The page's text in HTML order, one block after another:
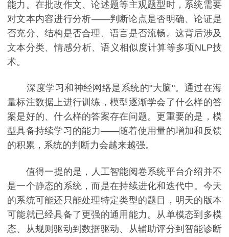
能力。在批改作文、论述题等主观题型时，系统需要
对文本内容进行分析——判断论点是否明确、论证是
否充分、结构是否合理、语言是否流畅。这背后涉及
文本分类、情感分析、语义相似度计算等多项NLP技
术。
深度学习和神经网络是系统的"大脑"。通过在海
量标注数据上进行训练，模型逐渐学会了什么样的答
案是好的、什么样的答案存在问题。更重要的是，模
型具备持续学习的能力——随着使用量的增加和反馈
的积累，系统的判断力会越来越强。
值得一提的是，人工智能阅卷系统平台介绍并不
是一个静态的系统，而是在持续进化和迭代中。今天
的系统可能还只能处理特定类型的题目，明天的版本
可能就已经具备了更强的通用能力。从单模态到多模
态、从规则驱动到数据驱动、从辅助评分到智能诊断